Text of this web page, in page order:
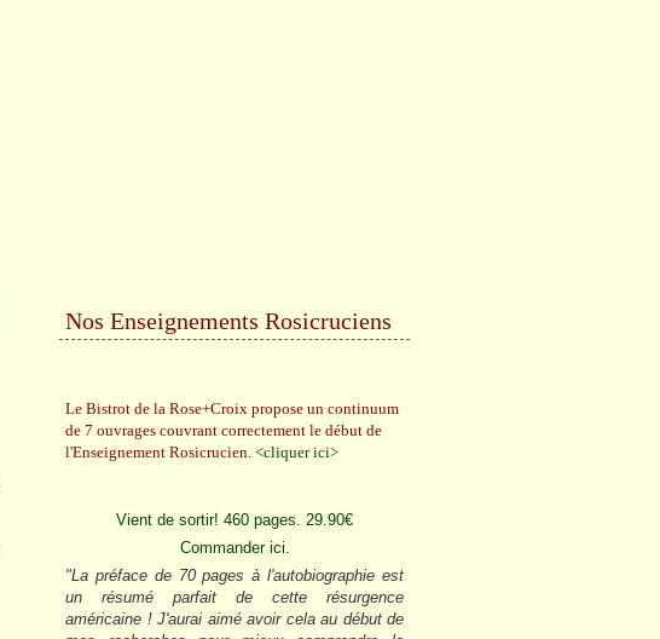
Nos Enseignements Rosicruciens
Le Bistrot de la Rose+Croix propose un continuum
de 7 ouvrages couvrant correctement le début de
l'Enseignement Rosicrucien. <cliquer ici>
Vient de sortir! 460 pages. 29.90€
Commander ici.
"La préface de 70 pages à l'autobiographie est
un résumé parfait de cette résurgence
américaine ! J'aurai aimé avoir cela au début de